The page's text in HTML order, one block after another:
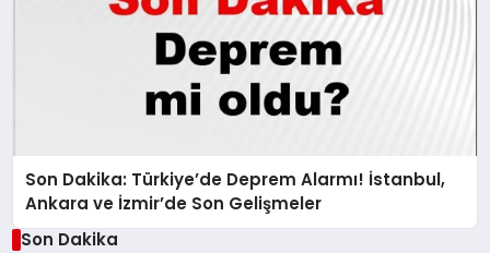
Son Dakika: Türkiye’de Deprem Alarmı! İstanbul,
Ankara ve İzmir’de Son Gelişmeler
Son Dakika